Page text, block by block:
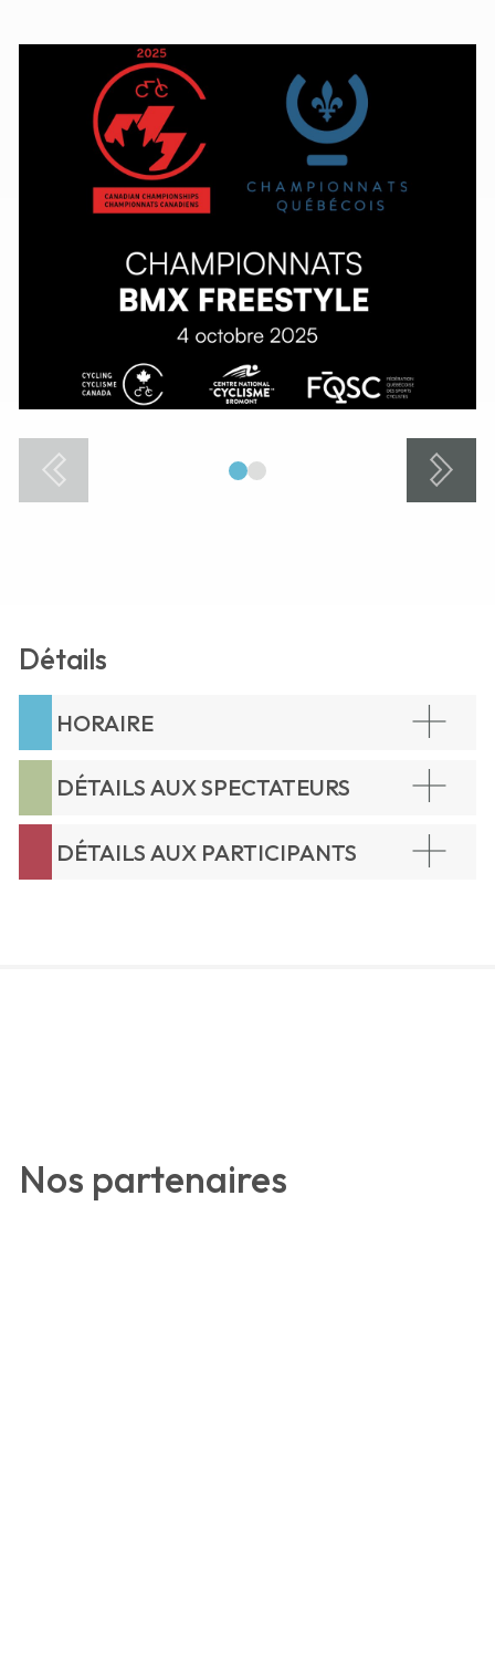
2
Détails
HORAIRE
DÉTAILS AUX SPECTATEURS
DÉTAILS AUX PARTICIPANTS
Nos partenaires